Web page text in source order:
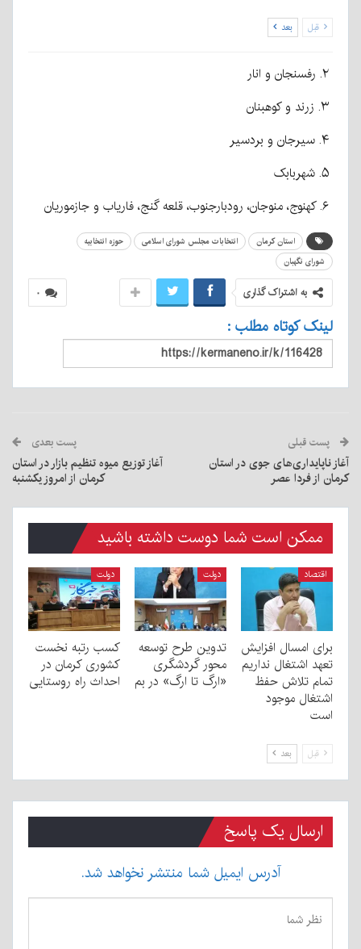
قبل بعد
استان کرمان انتخابات مجلس شورای اسلامی
حوزه انتخابیه
شورای نگهبان
۰ به اشتراک گذاری
لینک کوتاه مطلب :
پست قبلی
آغاز ناپایداری‌های جوی در استان
کرمان از فردا عصر
پست بعدی
آغاز توزیع میوه تنظیم بازار در استان
کرمان از امروز یکشنبه
ممکن است شما دوست داشته باشید
اقتصاد
برای امسال افزایش
تعهد اشتغال نداریم
تمام تلاش حفظ
اشتغال موجود
است
دولت
تدوین طرح توسعه
محور گردشگری
«ارگ تا ارگ» در بم
دولت
کسب رتبه نخست
کشوری کرمان در
احداث راه روستایی
قبل بعد
ارسال یک پاسخ
آدرس ایمیل شما منتشر نخواهد شد.